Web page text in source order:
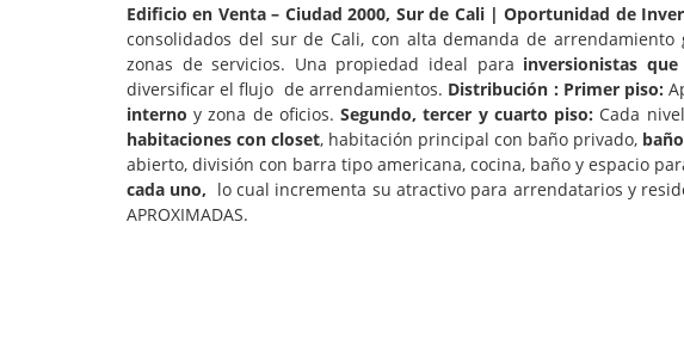
Edificio en Venta – Ciudad 2000, Sur de Cali | Oportunidad de
consolidados del sur de Cali, con alta demanda de
zonas de servicios. Una propiedad ideal para inversionistas
diversificar el flujo de arrendamientos. Distribución : Primer piso:
interno y zona de oficios.Segundo, tercer y cuarto piso: Cada
habitaciones con closet, habitación principal con baño privado,
abierto, división con barra tipo americana, cocina, baño y espacio
cada uno, lo cual incrementa su atractivo para arrendatarios y
APROXIMADAS.